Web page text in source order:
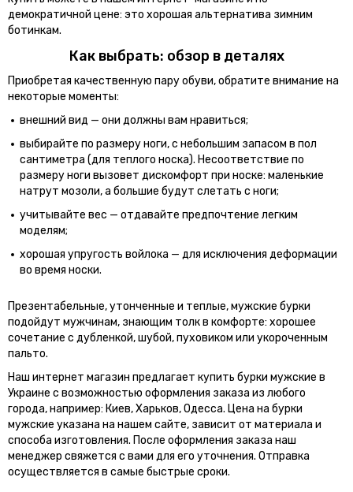
демократичной цене: это хорошая альтернатива зимним
ботинкам.
Как выбрать: обзор в деталях
Приобретая качественную пару обуви, обратите внимание на
некоторые моменты:
внешний вид — они должны вам нравиться;
выбирайте по размеру ноги, с небольшим запасом в пол
сантиметра (для теплого носка). Несоответствие по
размеру ноги вызовет дискомфорт при носке: маленькие
натрут мозоли, а большие будут слетать с ноги;
учитывайте вес — отдавайте предпочтение легким
моделям;
хорошая упругость войлока — для исключения деформации
во время носки.
Презентабельные, утонченные и теплые, мужские бурки
подойдут мужчинам, знающим толк в комфорте: хорошее
сочетание с дубленкой, шубой, пуховиком или укороченным
пальто.
Наш интернет магазин предлагает купить бурки мужские в
Украине с возможностью оформления заказа из любого
города, например: Киев, Харьков, Одесса. Цена на бурки
мужские указана на нашем сайте, зависит от материала и
способа изготовления. После оформления заказа наш
менеджер свяжется с вами для его уточнения. Отправка
осуществляется в самые быстрые сроки.